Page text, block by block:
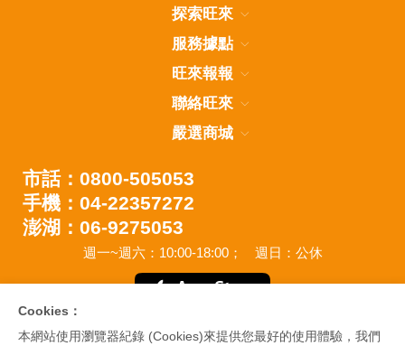
探索旺來
服務據點
旺來報報
聯絡旺來
嚴選商城
市話：0800-505053
手機：04-22357272
澎湖：06-9275053
週一~週六：10:00-18:00； 週日：公休
Cookies：
本網站使用瀏覽器紀錄 (Cookies)來提供您最好的使用體驗，我們